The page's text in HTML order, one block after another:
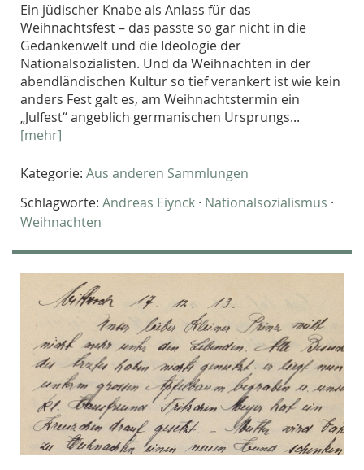
Ein jüdischer Knabe als Anlass für das
Weihnachtsfest – das passte so gar nicht in die
Gedankenwelt und die Ideologie der
Nationalsozialisten. Und da Weihnachten in der
abendländischen Kultur so tief verankert ist wie kein
anders Fest galt es, am Weihnachtstermin ein
„Julfest“ angeblich germanischen Ursprungs...
[mehr]
Kategorie: Aus anderen Sammlungen
Schlagworte: Andreas Eiynck · Nationalsozialismus ·
Weihnachten